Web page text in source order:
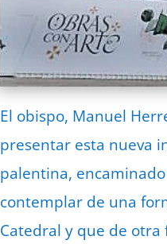
El obispo, Manuel
presentar esta nueva
palentina,
contemplar de una
Catedral y que de